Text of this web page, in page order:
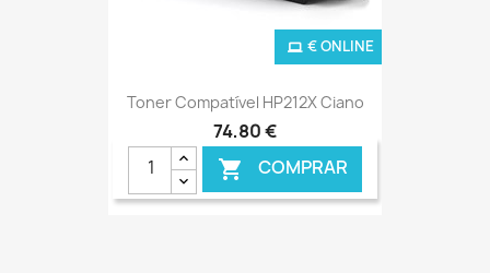
Toner Compatível HP212X Ciano
74,80 €
 COMPRAR
€ ONLINE